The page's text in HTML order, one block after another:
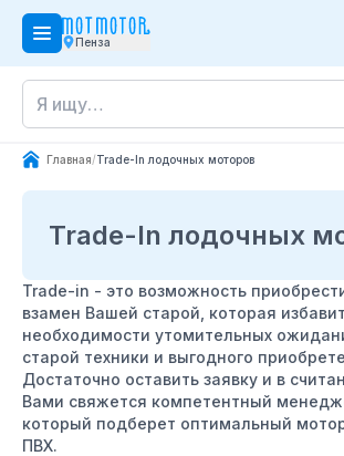
Пенза
Главная/Trade-In лодочных моторов
Trade-In лодочных
Trade-in - это возможность
взамен Вашей старой, которая
необходимости утомительных
старой техники и выгодного
Достаточно оставить заявку и в
Вами свяжется компетентный
который подберет оптимальный
ПВХ.